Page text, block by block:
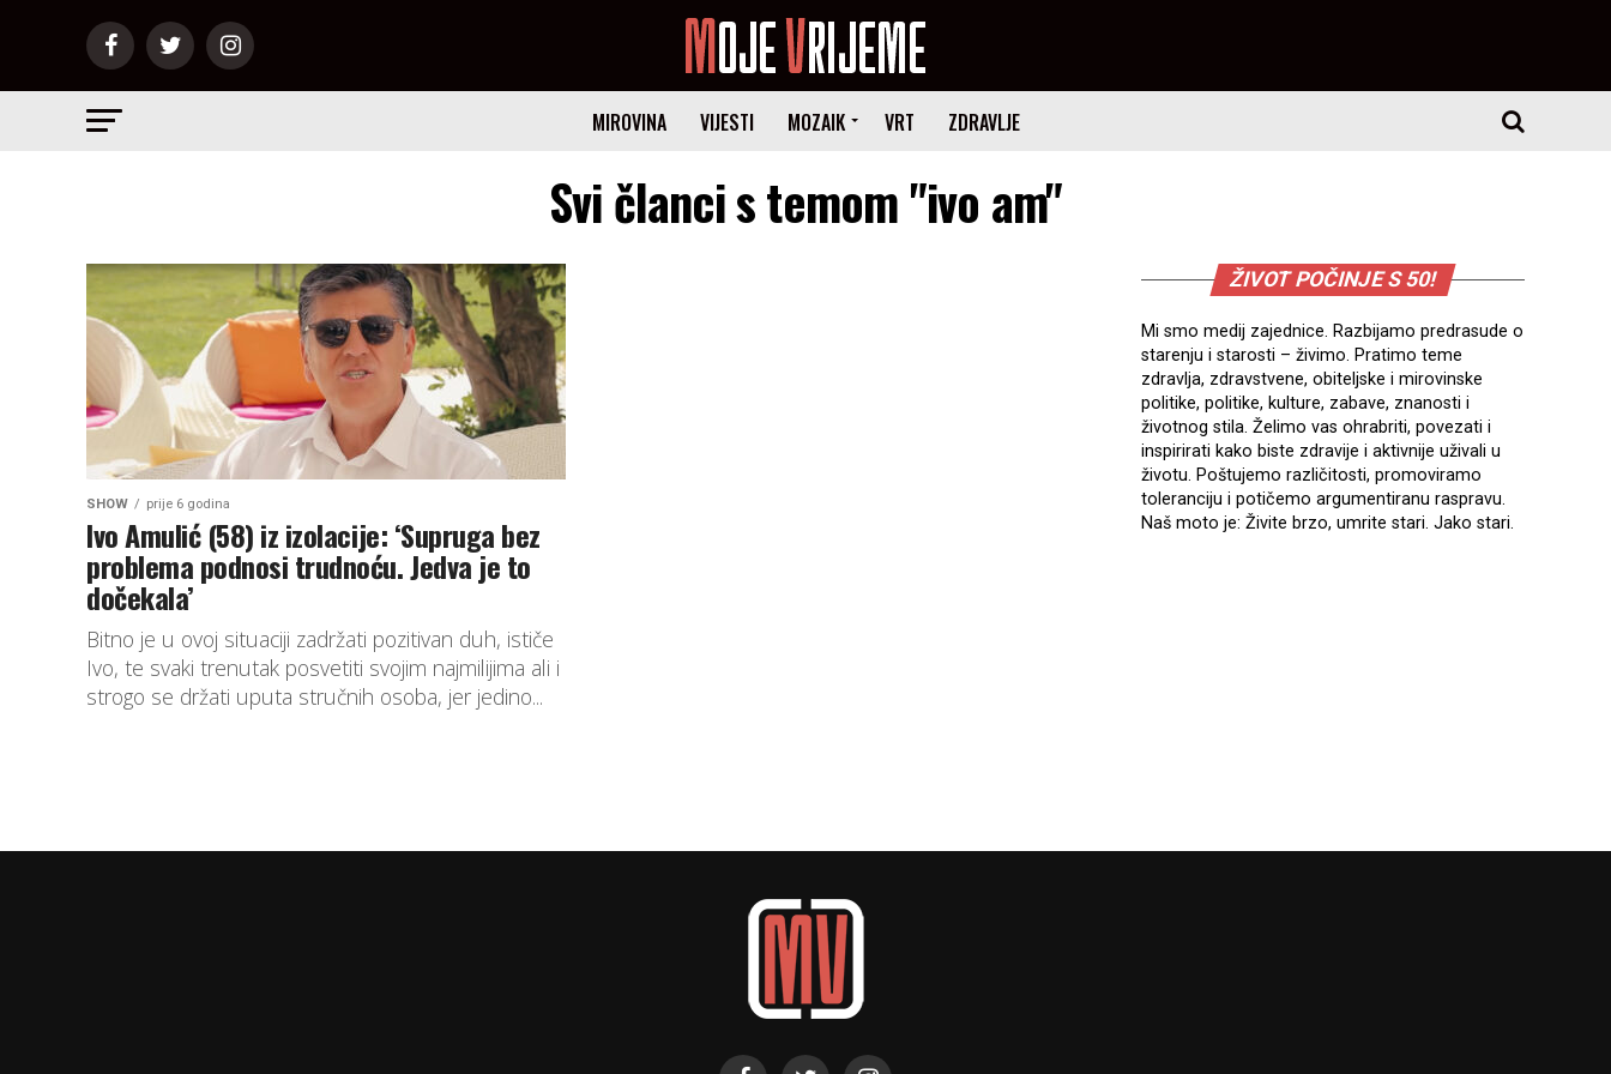
MIROVINA VIJESTI MOZAIK VRT ZDRAVLJE
Svi članci s temom "ivo am"
SHOW prije 6 godina
Ivo Amulić (58) iz izolacije: ‘Supruga bez
problema podnosi trudnoću. Jedva je to
dočekala’
Bitno je u ovoj situaciji zadržati pozitivan duh, ističe
Ivo, te svaki trenutak posvetiti svojim najmilijima ali i
strogo se držati uputa stručnih osoba, jer jedino...
ŽIVOT POČINJE S 50!
Mi smo medij zajednice. Razbijamo predrasude o
starenju i starosti – živimo. Pratimo teme
zdravlja, zdravstvene, obiteljske i mirovinske
politike, politike, kulture, zabave, znanosti i
životnog stila. Želimo vas ohrabriti, povezati i
inspirirati kako biste zdravije i aktivnije uživali u
životu. Poštujemo različitosti, promoviramo
toleranciju i potičemo argumentiranu raspravu.
Naš moto je: Živite brzo, umrite stari. Jako stari.